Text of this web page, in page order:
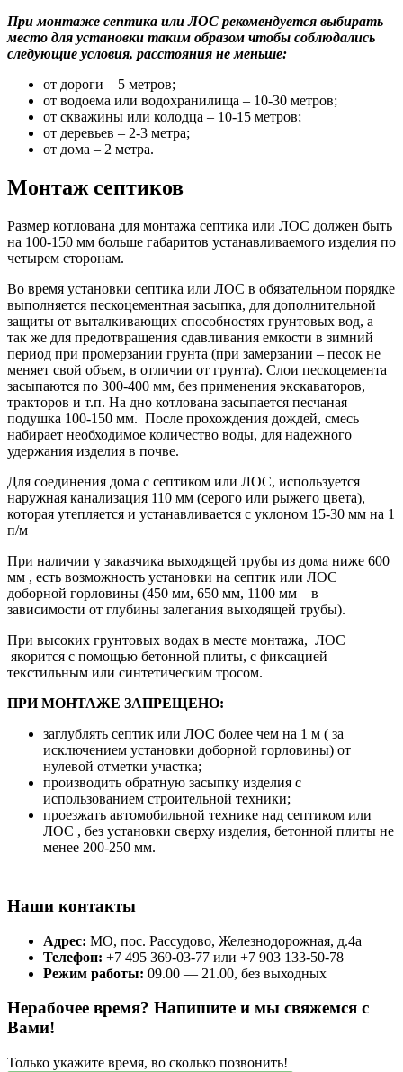
При монтаже септика или ЛОС рекомендуется выбирать
место для установки таким образом чтобы соблюдались
следующие условия, расстояния не меньше:
от дороги – 5 метров;
от водоема или водохранилища – 10-30 метров;
от скважины или колодца – 10-15 метров;
от деревьев – 2-3 метра;
от дома – 2 метра.
Монтаж септиков
Размер котлована для монтажа септика или ЛОС должен быть
на 100-150 мм больше габаритов устанавливаемого изделия по
четырем сторонам.
Во время установки септика или ЛОС в обязательном порядке
выполняется пескоцементная засыпка, для дополнительной
защиты от выталкивающих способностях грунтовых вод, а
так же для предотвращения сдавливания емкости в зимний
период при промерзании грунта (при замерзании – песок не
меняет свой объем, в отличии от грунта). Слои пескоцемента
засыпаются по 300-400 мм, без применения экскаваторов,
тракторов и т.п. На дно котлована засыпается песчаная
подушка 100-150 мм. После прохождения дождей, смесь
набирает необходимое количество воды, для надежного
удержания изделия в почве.
Для соединения дома с септиком или ЛОС, используется
наружная канализация 110 мм (серого или рыжего цвета),
которая утепляется и устанавливается с уклоном 15-30 мм на 1
п/м
При наличии у заказчика выходящей трубы из дома ниже 600
мм , есть возможность установки на септик или ЛОС
доборной горловины (450 мм, 650 мм, 1100 мм – в
зависимости от глубины залегания выходящей трубы).
При высоких грунтовых водах в месте монтажа, ЛОС
якорится с помощью бетонной плиты, с фиксацией
текстильным или синтетическим тросом.
ПРИ МОНТАЖЕ ЗАПРЕЩЕНО:
заглублять септик или ЛОС более чем на 1 м ( за
исключением установки доборной горловины) от
нулевой отметки участка;
производить обратную засыпку изделия с
использованием строительной техники;
проезжать автомобильной технике над септиком или
ЛОС , без установки сверху изделия, бетонной плиты не
менее 200-250 мм.
Наши контакты
Адрес: МО, пос. Рассудово, Железнодорожная, д.4а
Телефон: +7 495 369-03-77 или +7 903 133-50-78
Режим работы: 09.00 — 21.00, без выходных
Нерабочее время? Напишите и мы свяжемся с
Вами!
Только укажите время, во сколько позвонить!